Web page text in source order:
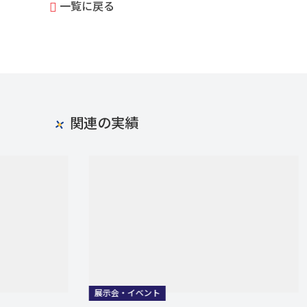
一覧に戻る
関連の実績
展示会・イベント 展